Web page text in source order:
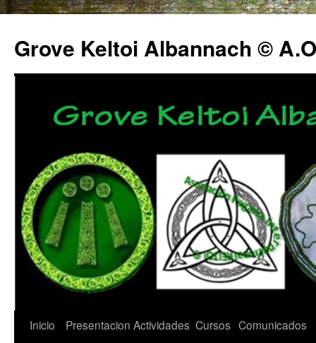
Grove Keltoi Albannach ©
Saltar
Inicio Presentacion Actividades Cursos Comunicados